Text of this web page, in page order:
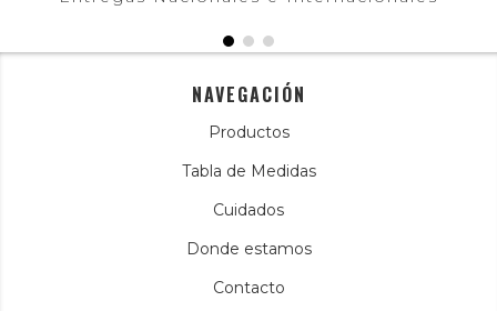
NAVEGACIÓN
Productos
Tabla de Medidas
Cuidados
Donde estamos
Contacto